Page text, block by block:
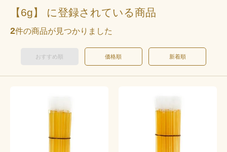
【6g】 に登録されている商品
2件の商品が見つかりました
おすすめ順 価格順 新着順